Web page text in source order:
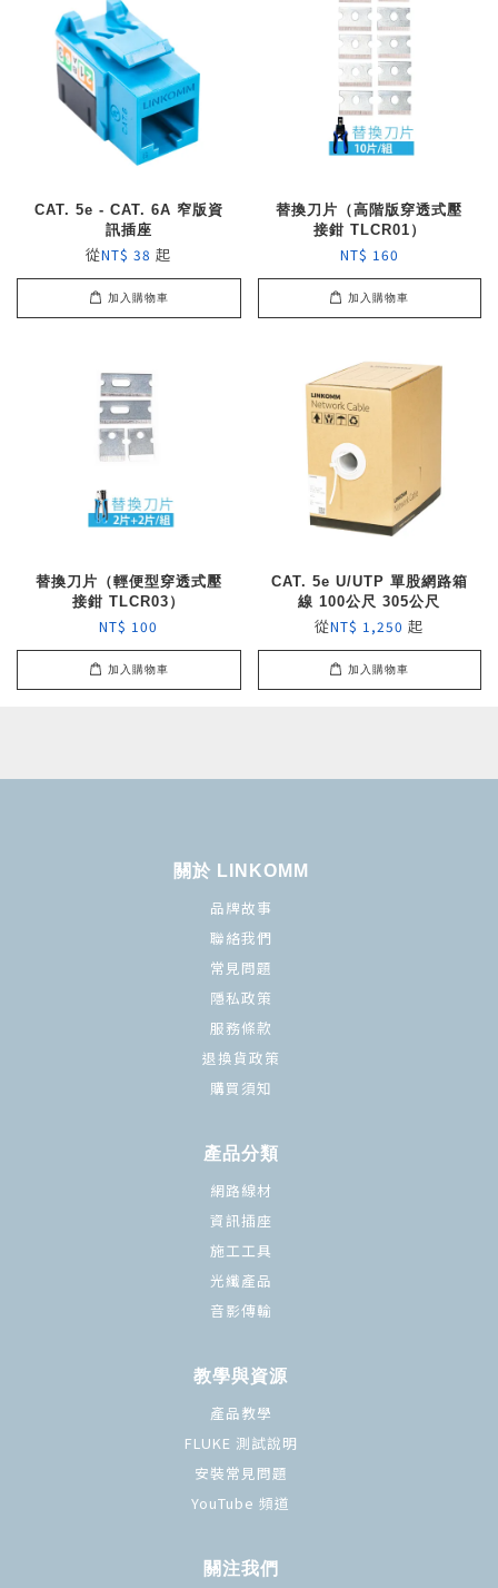
CAT. 5e - CAT. 6A 窄版資
訊插座
從NT$ 38起
加入購物車
替換刀片（高階版穿透式壓
接鉗 TLCR01）
NT$ 160
加入購物車
替換刀片（輕便型穿透式壓
接鉗 TLCR03）
NT$ 100
加入購物車
CAT. 5e U/UTP 單股網路箱
線 100公尺 305公尺
從NT$ 1,250起
加入購物車
關於 LINKOMM
品牌故事
聯絡我們
常見問題
隱私政策
服務條款
退換貨政策
購買須知
產品分類
網路線材
資訊插座
施工工具
光纖產品
音影傳輸
教學與資源
產品教學
FLUKE 測試說明
安裝常見問題
YouTube 頻道
關注我們